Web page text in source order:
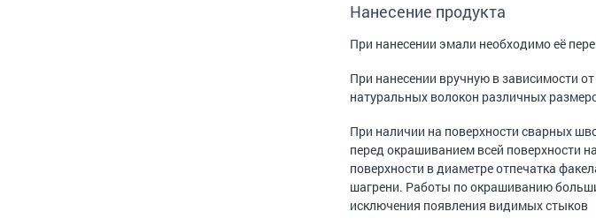
Нанесение продукта
При нанесении эмали необходимо её
При нанесении вручную в зависимости
натуральных волокон различных
При наличии на поверхности сварных
перед окрашиванием всей поверхности
поверхности в диаметре отпечатка
шагрени. Работы по окрашиванию
исключения появления видимых стыков